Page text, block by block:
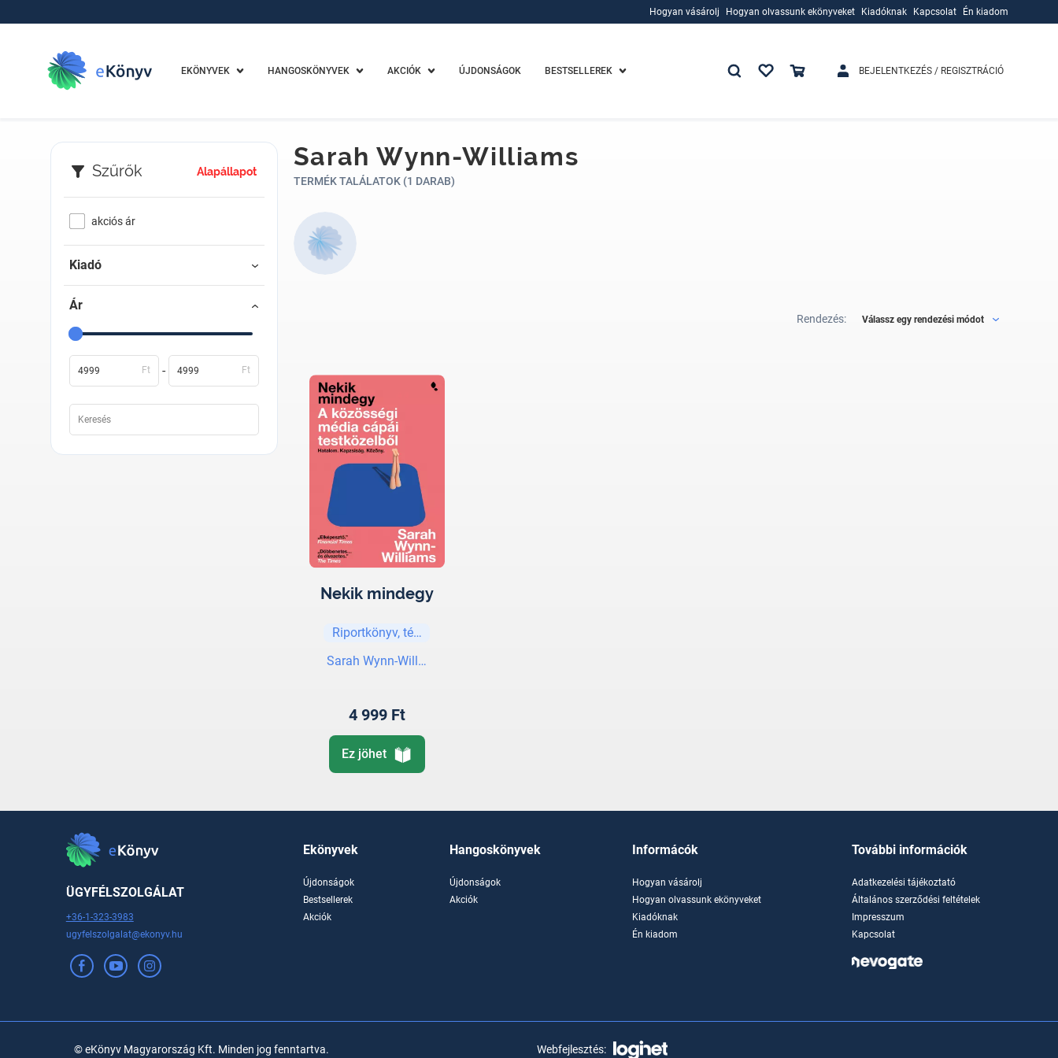
Hogyan vásárolj
Hogyan olvassunk ekönyveket
Kiadóknak
Kapcsolat Én kiadom
EKÖNYVEK HANGOSKÖNYVEK AKCIÓK ÚJDONSÁGOK BESTSELLEREK BEJELENTKEZÉS / REGISZTRÁCIÓ
Szűrők Alapállapot
akciós ár
Kiadó
Ár
Ft - Ft
Sarah Wynn-Williams
TERMÉK TALÁLATOK (1 DARAB)
Rendezés: Válassz egy rendezési módot
Nekik mindegy
Riportkönyv, tényirodalom
Sarah Wynn-Williams
4 999 Ft
Ez jöhet
ÜGYFÉLSZOLGÁLAT
+36-1-323-3983
ugyfelszolgalat@ekonyv.hu
Ekönyvek
Újdonságok
Bestsellerek
Akciók
Hangoskönyvek
Újdonságok
Akciók
Informácók
Hogyan vásárolj
Hogyan olvassunk ekönyveket
Kiadóknak
Én kiadom
További információk
Adatkezelési tájékoztató
Általános szerződési feltételek
Impresszum
Kapcsolat
© eKönyv Magyarország Kft. Minden jog fenntartva. Webfejlesztés: